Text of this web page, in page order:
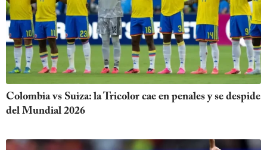
Colombia vs Suiza: la Tricolor cae en penales y se despide
del Mundial 2026